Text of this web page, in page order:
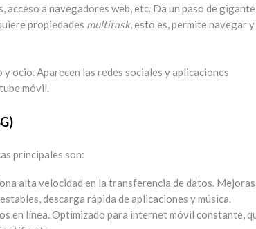
acceso a navegadores web, etc. Da un paso de gigante
propiedades multitask, esto es, permite navegar y
ocio. Aparecen las redes sociales y aplicaciones
móvil.
principales son:
alta velocidad en la transferencia de datos. Mejoras
descarga rápida de aplicaciones y música.
en línea. Optimizado para internet móvil constante,